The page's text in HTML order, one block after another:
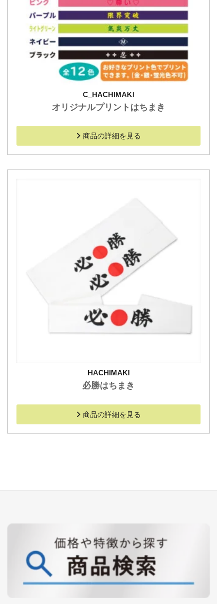
C_HACHIMAKI
オリジナルプリントはちまき
商品の詳細を見る
HACHIMAKI
必勝はちまき
商品の詳細を見る